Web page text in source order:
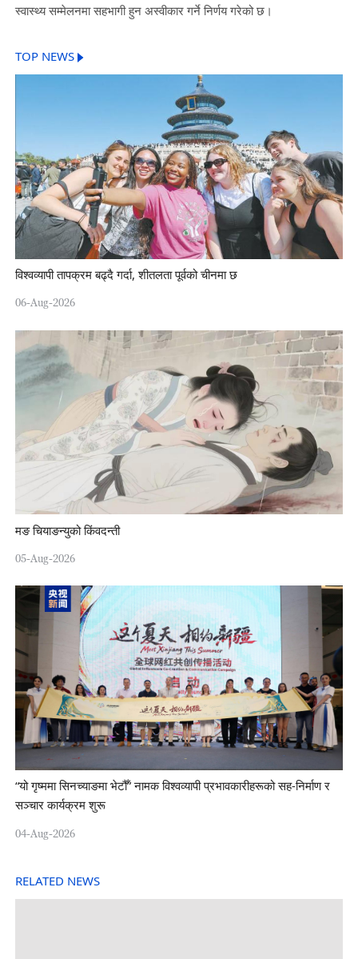
स्वास्थ्य सम्मेलनमा सहभागी हुन अस्वीकार गर्ने निर्णय गरेको छ।
TOP NEWS
विश्वव्यापी तापक्रम बढ्दै गर्दा, शीतलता पूर्वको चीनमा छ
06-Aug-2026
मङ चियाङन्युको किंवदन्ती
05-Aug-2026
“यो गृष्ममा सिनच्याङमा भेटौँ” नामक विश्वव्यापी प्रभावकारीहरूको सह-निर्माण र
सञ्चार कार्यक्रम शुरू
04-Aug-2026
RELATED NEWS